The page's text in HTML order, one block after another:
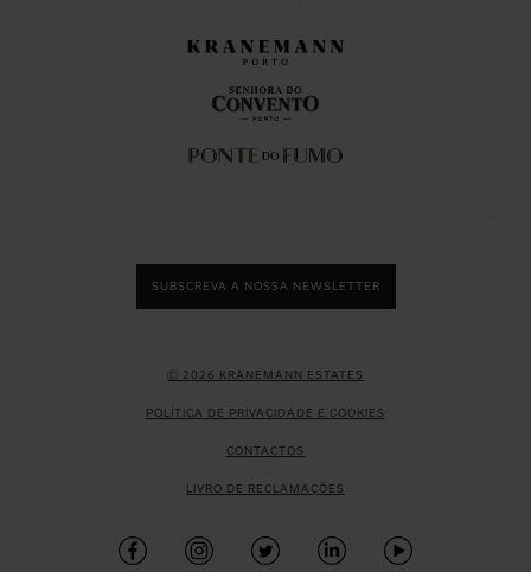
SUBSCREVA A NOSSA NEWSLETTER
Ⓒ 2026 KRANEMANN ESTATES
POLÍTICA DE PRIVACIDADE E COOKIES
CONTACTOS
LIVRO DE RECLAMAÇÕES